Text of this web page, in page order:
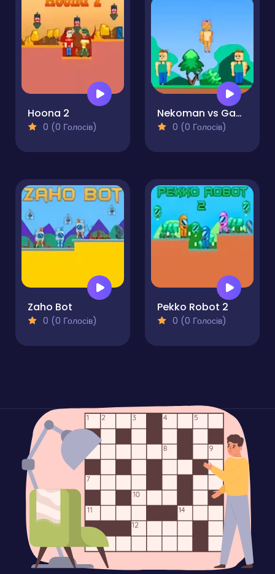
Hoona 2
0 (0 Голосів)
Nekoman vs Gangster 2
0 (0 Голосів)
Zaho Bot
0 (0 Голосів)
Pekko Robot 2
0 (0 Голосів)